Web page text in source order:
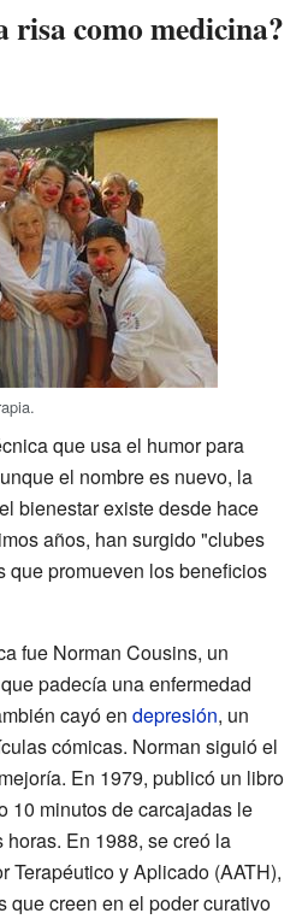
como medicina?
que usa el humor para
el nombre es nuevo, la
bienestar existe desde hace
años, han surgido "clubes
que promueven los beneficios
fue Norman Cousins, un
que padecía una enfermedad
cayó en depresión, un
cómicas. Norman siguió el
En 1979, publicó un libro
10 minutos de carcajadas le
En 1988, se creó la
Terapéutico y Aplicado (AATH),
que creen en el poder curativo